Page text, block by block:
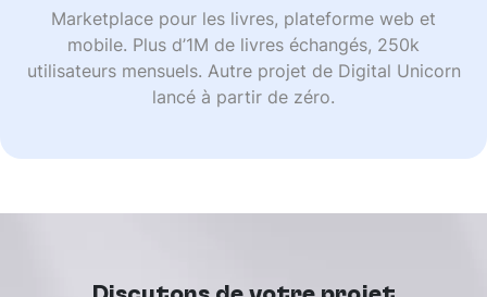
Marketplace pour les livres, plateforme web et
mobile. Plus d’1M de livres échangés, 250k
utilisateurs mensuels. Autre projet de Digital Unicorn
lancé à partir de zéro.